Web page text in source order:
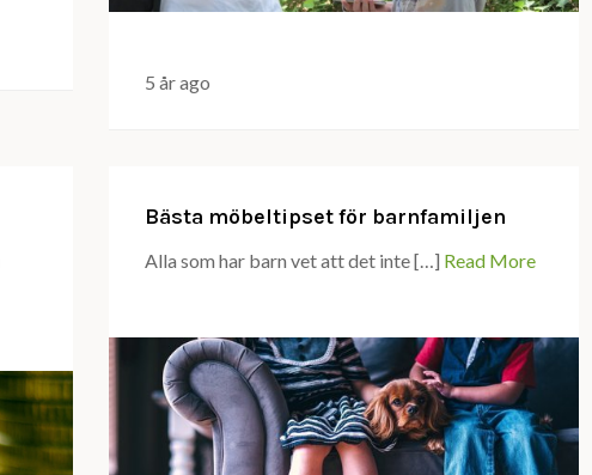
5 år ago
Bästa möbeltipset för barnfamiljen
Alla som har barn vet att det inte […] Read More